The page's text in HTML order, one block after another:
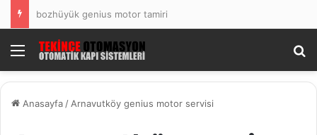
bozhüyük genius motor tamiri
Menü
Anasayfa / Arnavutköy genius motor servisi